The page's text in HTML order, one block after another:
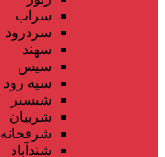
سراب
سردرود
سهند
سیس
سیه رود
شبستر
شربیان
شرفخانه
شندآباد